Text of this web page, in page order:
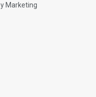
Marketing